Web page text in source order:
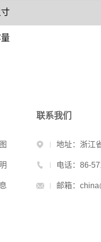
联系我们
地址：浙江
电话：86-
邮箱：